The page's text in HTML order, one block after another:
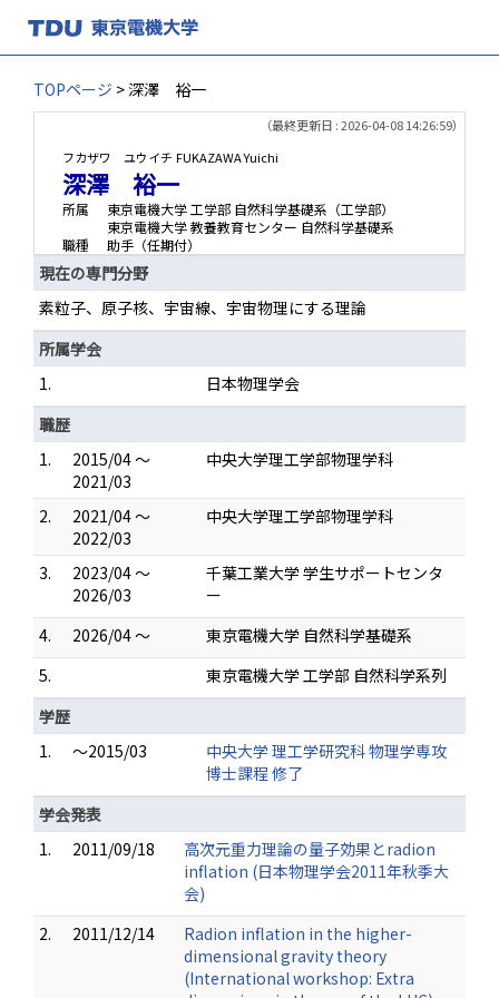
TOPページ > 深澤 裕一
（最終更新日 : 2026-04-08 14:26:59）
フカザワ ユウイチ FUKAZAWA Yuichi
深澤 裕一
所属
東京電機大学 工学部 自然科学基礎系（工学部）
東京電機大学 教養教育センター 自然科学基礎系
職種
助手（任期付）
現在の専門分野
素粒子、原子核、宇宙線、宇宙物理にする理論
所属学会
1.
日本物理学会
職歴
1.
2015/04 ～
2021/03
中央大学理工学部物理学科
2.
2021/04 ～
2022/03
中央大学理工学部物理学科
3.
2023/04 ～
2026/03
千葉工業大学 学生サポートセンタ
ー
4.
2026/04 ～
東京電機大学 自然科学基礎系
5.
東京電機大学 工学部 自然科学系列
学歴
1.
～2015/03
中央大学 理工学研究科 物理学専攻
博士課程 修了
学会発表
1.
2011/09/18
高次元重力理論の量子効果とradion
inflation (日本物理学会2011年秋季大
会)
2.
2011/12/14
Radion inflation in the higher-
dimensional gravity theory
(International workshop: Extra